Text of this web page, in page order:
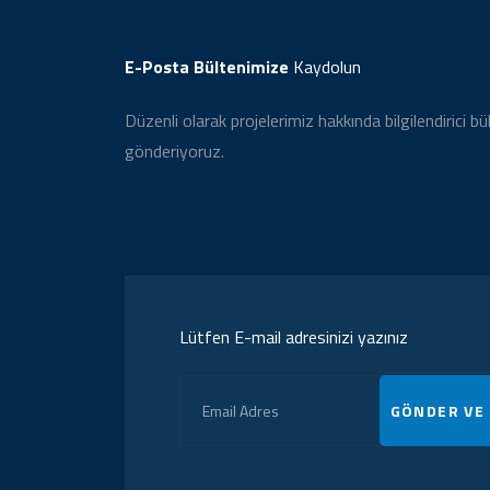
E-Posta Bültenimize Kaydolun
Düzenli olarak projelerimiz hakkında bilgilendirici
gönderiyoruz.
Lütfen E-mail adresinizi yazınız
GÖNDER